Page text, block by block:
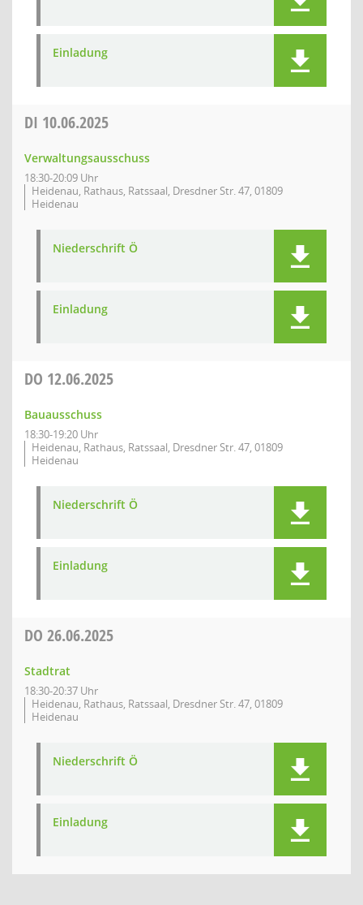
Einladung
DI 10.06.2025
Verwaltungsausschuss
18:30-20:09 Uhr
Heidenau, Rathaus, Ratssaal, Dresdner Str. 47, 01809
Heidenau
Niederschrift Ö
Einladung
DO 12.06.2025
Bauausschuss
18:30-19:20 Uhr
Heidenau, Rathaus, Ratssaal, Dresdner Str. 47, 01809
Heidenau
Niederschrift Ö
Einladung
DO 26.06.2025
Stadtrat
18:30-20:37 Uhr
Heidenau, Rathaus, Ratssaal, Dresdner Str. 47, 01809
Heidenau
Niederschrift Ö
Einladung